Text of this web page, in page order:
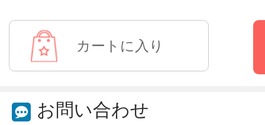
お問い合わせ